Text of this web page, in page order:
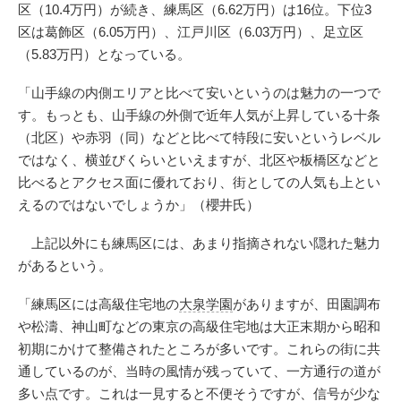
区（10.4万円）が続き、練馬区（6.62万円）は16位。下位3
区は葛飾区（6.05万円）、江戸川区（6.03万円）、足立区
（5.83万円）となっている。
「山手線の内側エリアと比べて安いというのは魅力の一つで
す。もっとも、山手線の外側で近年人気が上昇している十条
（北区）や赤羽（同）などと比べて特段に安いというレベル
ではなく、横並びくらいといえますが、北区や板橋区などと
比べるとアクセス面に優れており、街としての人気も上とい
えるのではないでしょうか」（櫻井氏）
上記以外にも練馬区には、あまり指摘されない隠れた魅力
があるという。
「練馬区には高級住宅地の大泉学園がありますが、田園調布
や松濤、神山町などの東京の高級住宅地は大正末期から昭和
初期にかけて整備されたところが多いです。これらの街に共
通しているのが、当時の風情が残っていて、一方通行の道が
多い点です。これは一見すると不便そうですが、信号が少な